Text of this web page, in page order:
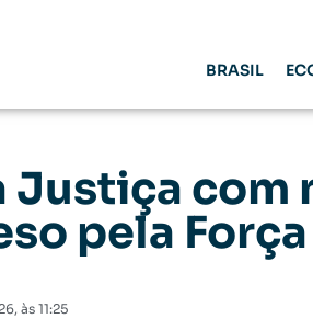
BRASIL
Justiça com
pela
, às 11:25